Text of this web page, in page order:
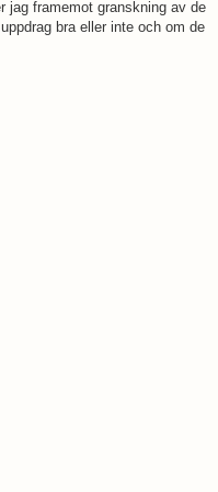
jag framemot granskning av de
bra eller inte och om de